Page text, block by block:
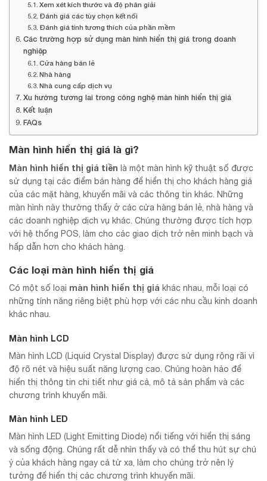
Xem xét kích thước và độ phân giải
Đánh giá các tùy chọn kết nối
Đánh giá tính tương thích của phần mềm
Các trường hợp sử dụng màn hình hiển thị giá trong doanh
nghiệp
Cửa hàng bán lẻ
Nhà hàng
Nhà cung cấp dịch vụ
Xu hướng tương lai trong công nghệ màn hình hiển thị giá
Kết luận
FAQs
Màn hình hiển thị giá là gì?
Màn hình hiển thị giá tiền là một màn hình kỹ thuật số được
sử dụng tại các điểm bán hàng để hiển thị cho khách hàng giá
của các mặt hàng, khuyến mãi và các thông tin khác. Những
màn hình này thường thấy ở các cửa hàng bán lẻ, nhà hàng và
các doanh nghiệp dịch vụ khác. Chúng thường được tích hợp
với hệ thống POS, làm cho các giao dịch trở nên minh bạch và
hấp dẫn hơn cho khách hàng.
Các loại màn hình hiển thị giá
Có một số loại màn hình hiển thị giá khác nhau, mỗi loại có
những tính năng riêng biệt phù hợp với các nhu cầu kinh doanh
khác nhau.
Màn hình LCD
Màn hình LCD (Liquid Crystal Display) được sử dụng rộng rãi vì
độ rõ nét và hiệu suất năng lượng cao. Chúng hoàn hảo để
hiển thị thông tin chi tiết như giá cả, mô tả sản phẩm và các
chương trình khuyến mãi.
Màn hình LED
Màn hình LED (Light Emitting Diode) nổi tiếng với hiển thị sáng
và sống động. Chúng rất dễ nhìn thấy và có thể thu hút sự chú
ý của khách hàng ngay cả từ xa, làm cho chúng trở nên lý
tưởng để hiển thị các chương trình khuyến mãi.